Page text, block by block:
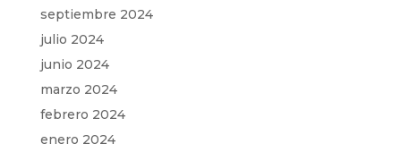
septiembre 2024
julio 2024
junio 2024
marzo 2024
febrero 2024
enero 2024